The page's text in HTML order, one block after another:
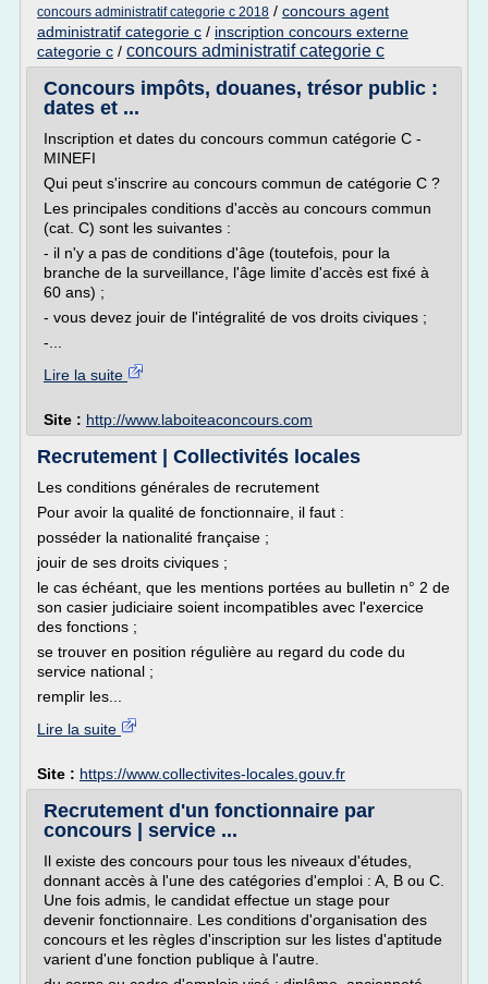
concours administratif categorie c 2018 / concours agent
administratif categorie c / inscription concours externe
categorie c / concours administratif categorie c
Concours impôts, douanes, trésor public :
dates et ...
Inscription et dates du concours commun catégorie C -
MINEFI
Qui peut s'inscrire au concours commun de catégorie C ?
Les principales conditions d'accès au concours commun
(cat. C) sont les suivantes :
- il n'y a pas de conditions d'âge (toutefois, pour la
branche de la surveillance, l'âge limite d'accès est fixé à
60 ans) ;
- vous devez jouir de l'intégralité de vos droits civiques ;
-...
Lire la suite
Site : http://www.laboiteaconcours.com
Recrutement | Collectivités locales
Les conditions générales de recrutement
Pour avoir la qualité de fonctionnaire, il faut :
posséder la nationalité française ;
jouir de ses droits civiques ;
le cas échéant, que les mentions portées au bulletin n° 2 de
son casier judiciaire soient incompatibles avec l'exercice
des fonctions ;
se trouver en position régulière au regard du code du
service national ;
remplir les...
Lire la suite
Site : https://www.collectivites-locales.gouv.fr
Recrutement d'un fonctionnaire par
concours | service ...
Il existe des concours pour tous les niveaux d'études,
donnant accès à l'une des catégories d'emploi : A, B ou C.
Une fois admis, le candidat effectue un stage pour
devenir fonctionnaire. Les conditions d'organisation des
concours et les règles d'inscription sur les listes d'aptitude
varient d'une fonction publique à l'autre.